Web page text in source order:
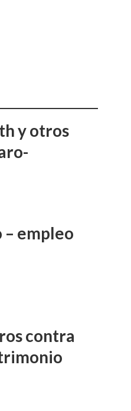
y otros
– empleo
contra